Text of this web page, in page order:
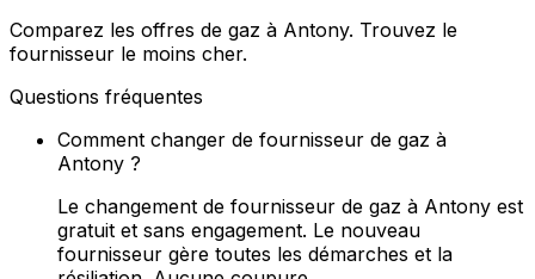
Comparez les offres de gaz à Antony. Trouvez le
fournisseur le moins cher.
Questions fréquentes
Comment changer de fournisseur de gaz à
Antony ?
Le changement de fournisseur de gaz à Antony est
gratuit et sans engagement. Le nouveau
fournisseur gère toutes les démarches et la